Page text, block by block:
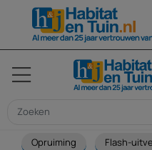
Opruiming Flash-